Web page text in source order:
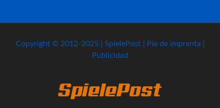
Copyright © 2012-2025 | SpielePost | Pie de imprenta |
Publicidad